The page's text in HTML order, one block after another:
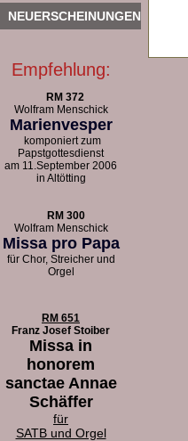
NEUERSCHEINUNGEN
Empfehlung:
RM 372
Wolfram Menschick
Marienvesper
komponiert zum
Papstgottesdienst
am 11.September 2006
in Altötting
RM 300
Wolfram Menschick
Missa pro Papa
für Chor, Streicher und
Orgel
RM 651
Franz Josef Stoiber
Missa in
honorem
sanctae Annae
Schäffer
für
SATB und Orgel